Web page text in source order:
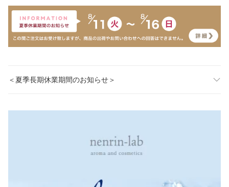
＜夏季長期休業期間のお知らせ＞